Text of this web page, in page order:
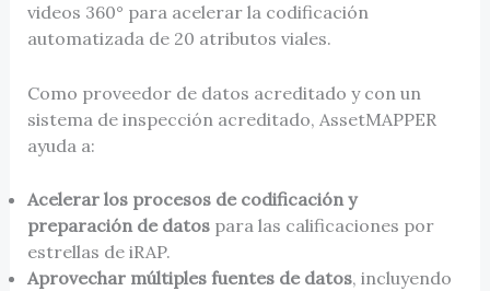
videos 360° para acelerar la codificación
automatizada de 20 atributos viales.
Como proveedor de datos acreditado y con un
sistema de inspección acreditado, AssetMAPPER
ayuda a:
Acelerar los procesos de codificación y
preparación de datospara las calificaciones por
estrellas de iRAP.
Aprovechar múltiples fuentes de datos, incluyendo